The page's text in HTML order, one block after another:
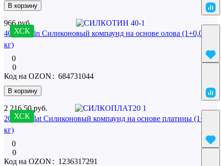
В корзину
ХСК
966 руб.
40 SilcoTin Силиконовый компаунд на основе олова (1+0,02
кг)
0
0
В корзину
Код на OZON : 684731044
ХСК
2 216.50 руб.
20 SilcoPlat Силиконовый компаунд на основе платины (1+1
кг)
0
0
Код на OZON : 1236317291